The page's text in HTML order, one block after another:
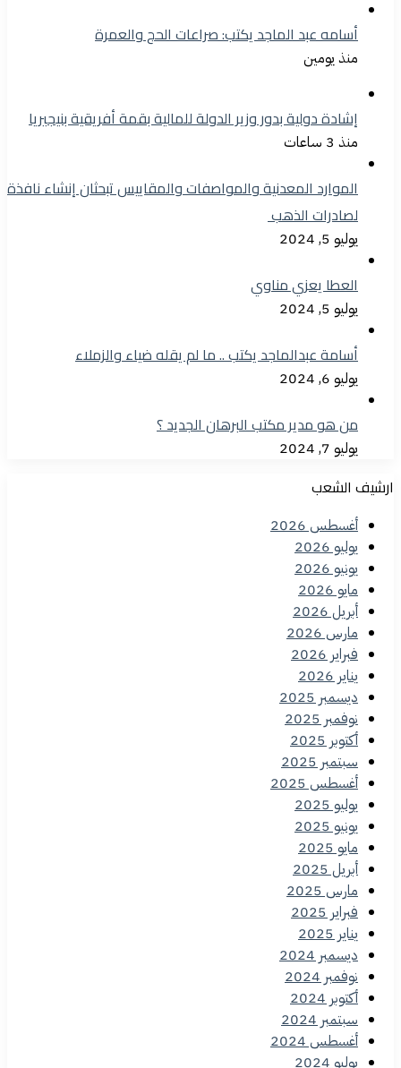
أسامه عبد الماجد يكتب: صراعات الحج والعمرة
منذ يومين
إشادة دولية بدور وزير الدولة للمالية بقمة أفريقية بنيجيريا
منذ 3 ساعات
الموارد المعدنية والمواصفات والمقاييس تبحثان إنشاء نافذة
لصادرات الذهب
يوليو 5, 2024
العطا يعزي مناوي
يوليو 5, 2024
أسامة عبدالماجد يكتب .. ما لم يقله ضياء والزملاء
يوليو 6, 2024
من هو مدير مكتب البرهان الجديد ؟
يوليو 7, 2024
ارشيف الشعب
أغسطس 2026
يوليو 2026
يونيو 2026
مايو 2026
أبريل 2026
مارس 2026
فبراير 2026
يناير 2026
ديسمبر 2025
نوفمبر 2025
أكتوبر 2025
سبتمبر 2025
أغسطس 2025
يوليو 2025
يونيو 2025
مايو 2025
أبريل 2025
مارس 2025
فبراير 2025
يناير 2025
ديسمبر 2024
نوفمبر 2024
أكتوبر 2024
سبتمبر 2024
أغسطس 2024
يوليو 2024